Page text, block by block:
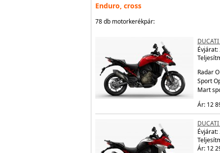
Enduro, cross
78 db motorkerékpár:
Évjárat:
Radar
Sport
Mart
Ár: 12
Évjárat:
Ár: 12